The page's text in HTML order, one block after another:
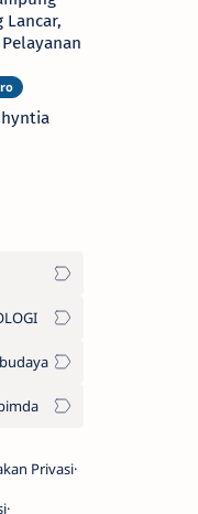
Lancar,
Privasi